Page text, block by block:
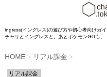
ingress(イングレス)の遊び方や初心者向けガ
チャリとイングレスと。あとポケモンGOも。
HOME > リアル課金 >
リアル課金